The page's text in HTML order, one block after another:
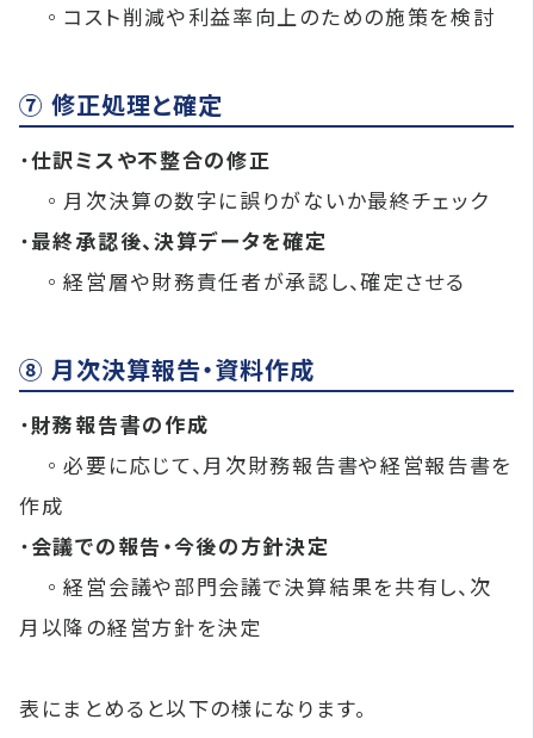
◦コスト削減や利益率向上のための施策を検討
⑦ 修正処理と確定
・仕訳ミスや不整合の修正
◦月次決算の数字に誤りがないか最終チェック
・最終承認後、決算データを確定
◦経営層や財務責任者が承認し、確定させる
⑧ 月次決算報告・資料作成
・財務報告書の作成
◦必要に応じて、月次財務報告書や経営報告書を
作成
・会議での報告・今後の方針決定
◦経営会議や部門会議で決算結果を共有し、次
月以降の経営方針を決定
表にまとめると以下の様になります。